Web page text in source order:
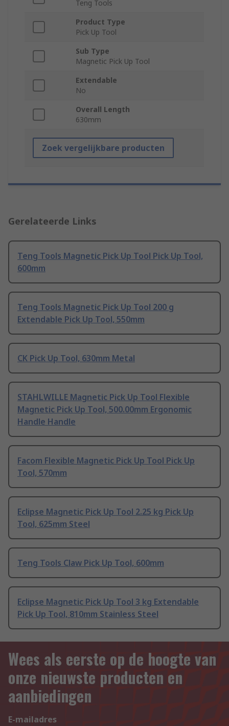
Teng Tools
Product Type
Pick Up Tool
Sub Type
Magnetic Pick Up Tool
Extendable
No
Overall Length
630mm
Zoek vergelijkbare producten
Gerelateerde Links
Teng Tools Magnetic Pick Up Tool Pick Up Tool,
600mm
Teng Tools Magnetic Pick Up Tool 200 g
Extendable Pick Up Tool, 550mm
CK Pick Up Tool, 630mm Metal
STAHLWILLE Magnetic Pick Up Tool Flexible
Magnetic Pick Up Tool, 500.00mm Ergonomic
Handle Handle
Facom Flexible Magnetic Pick Up Tool Pick Up
Tool, 570mm
Eclipse Magnetic Pick Up Tool 2.25 kg Pick Up
Tool, 625mm Steel
Teng Tools Claw Pick Up Tool, 600mm
Eclipse Magnetic Pick Up Tool 3 kg Extendable
Pick Up Tool, 810mm Stainless Steel
Wees als eerste op de hoogte van
onze nieuwste producten en
aanbiedingen
E-mailadres